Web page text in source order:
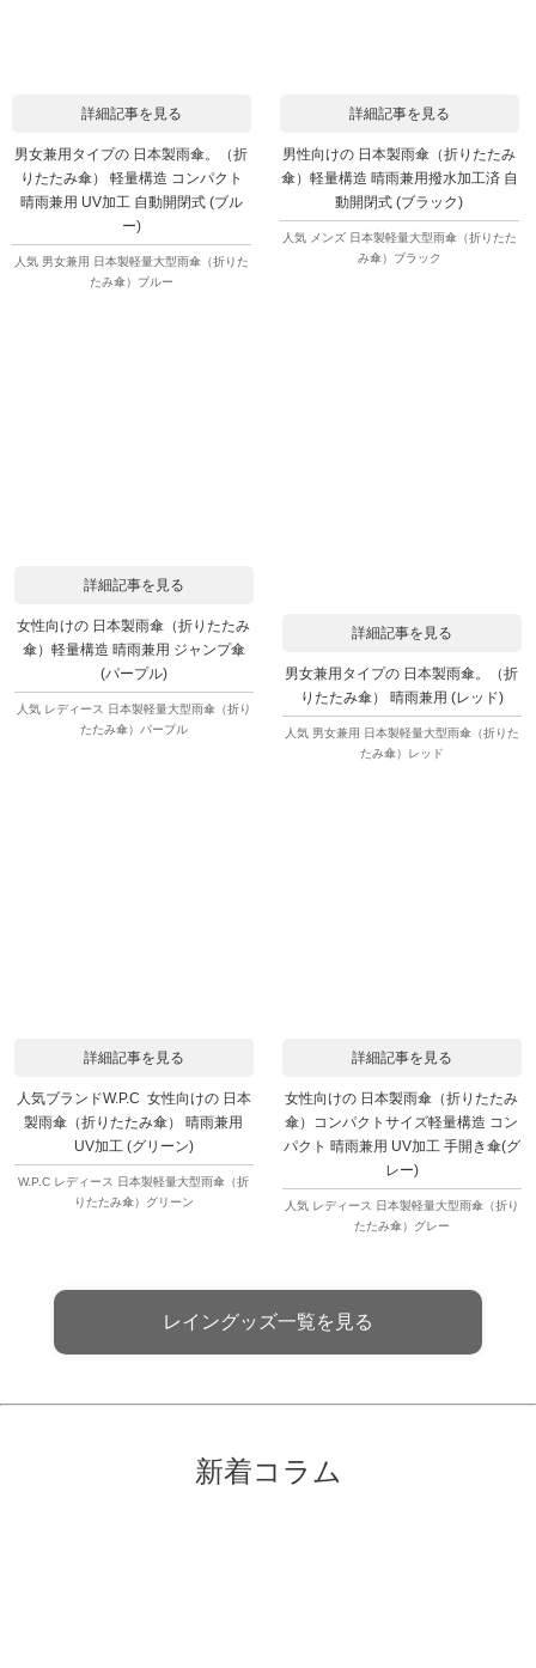
詳細記事を見る
男女兼用タイプの 日本製雨傘。（折
りたたみ傘） 軽量構造 コンパクト
晴雨兼用 UV加工 自動開閉式 (ブル
ー)
人気 男女兼用 日本製軽量大型雨傘（折りた
たみ傘）ブルー
詳細記事を見る
男性向けの 日本製雨傘（折りたたみ
傘）軽量構造 晴雨兼用撥水加工済 自
動開閉式 (ブラック)
人気 メンズ 日本製軽量大型雨傘（折りたた
み傘）ブラック
詳細記事を見る
女性向けの 日本製雨傘（折りたたみ
傘）軽量構造 晴雨兼用 ジャンプ傘
(パープル)
人気 レディース 日本製軽量大型雨傘（折り
たたみ傘）パープル
詳細記事を見る
男女兼用タイプの 日本製雨傘。（折
りたたみ傘） 晴雨兼用 (レッド)
人気 男女兼用 日本製軽量大型雨傘（折りた
たみ傘）レッド
詳細記事を見る
人気ブランドW.P.C 女性向けの 日本
製雨傘（折りたたみ傘） 晴雨兼用
UV加工 (グリーン)
W.P.C レディース 日本製軽量大型雨傘（折
りたたみ傘）グリーン
詳細記事を見る
女性向けの 日本製雨傘（折りたたみ
傘）コンパクトサイズ軽量構造 コン
パクト 晴雨兼用 UV加工 手開き傘(グ
レー)
人気 レディース 日本製軽量大型雨傘（折り
たたみ傘）グレー
レイングッズ一覧を見る
新着コラム